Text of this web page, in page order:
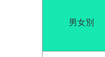
男女別